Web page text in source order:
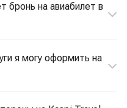
бронь на авиабилет в
я могу оформить на